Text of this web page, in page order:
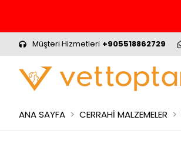
Müşteri Hizmetleri +905518862729
ANA SAYFA CERRAHİ MALZEMELER